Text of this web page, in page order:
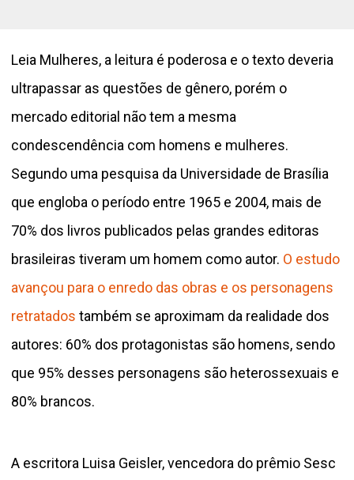
Leia Mulheres, a leitura é poderosa e o texto deveria
ultrapassar as questões de gênero, porém o
mercado editorial não tem a mesma
condescendência com homens e mulheres.
Segundo uma pesquisa da Universidade de Brasília
que engloba o período entre 1965 e 2004, mais de
70% dos livros publicados pelas grandes editoras
brasileiras tiveram um homem como autor. O estudo
avançou para o enredo das obras e os personagens
retratados também se aproximam da realidade dos
autores: 60% dos protagonistas são homens, sendo
que 95% desses personagens são heterossexuais e
80% brancos.
A escritora Luisa Geisler, vencedora do prêmio Sesc